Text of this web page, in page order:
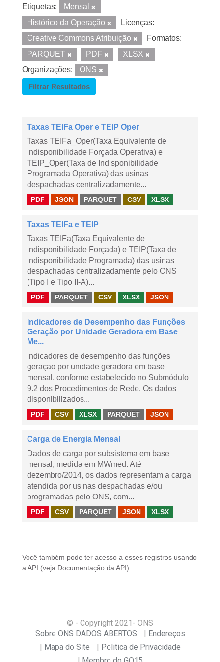
Etiquetas:
Mensal
Histórico da Operação
Licenças:
Creative Commons Atribuição
Formatos:
PARQUET
PDF
XLSX
Organizações:
ONS
Filtrar Resultados
Taxas TEIFa Oper e TEIP Oper
Taxas TEIFa_Oper(Taxa Equivalente de
Indisponibilidade Forçada Operativa) e
TEIP_Oper(Taxa de Indisponibilidade
Programada Operativa) das usinas
despachadas centralizadamente...
PDF JSON PARQUET CSV XLSX
Taxas TEIFa e TEIP
Taxas TEIFa(Taxa Equivalente de
Indisponibilidade Forçada) e TEIP(Taxa de
Indisponibilidade Programada) das usinas
despachadas centralizadamente pelo ONS
(Tipo I e Tipo II-A)...
PDF PARQUET CSV XLSX JSON
Indicadores de Desempenho das Funções
Geração por Unidade Geradora em Base
Me...
Indicadores de desempenho das funções
geração por unidade geradora em base
mensal, conforme estabelecido no Submódulo
9.2 dos Procedimentos de Rede. Os dados
disponibilizados...
PDF CSV XLSX PARQUET JSON
Carga de Energia Mensal
Dados de carga por subsistema em base
mensal, medida em MWmed. Até
dezembro/2014, os dados representam a carga
atendida por usinas despachadas e/ou
programadas pelo ONS, com...
PDF CSV PARQUET JSON XLSX
Você também pode ter acesso a esses registros usando
a API (veja Documentação da API ).
© - Copyright 2021 - ONS
Sobre ONS DADOS ABERTOS
Endereços
Mapa do Site
Politica de Privacidade